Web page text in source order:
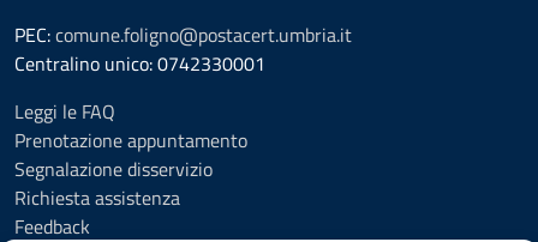
PEC:comune.foligno@postacert.umbria.it
Centralino unico: 0742330001
Leggi le FAQ
Prenotazione appuntamento
Segnalazione disservizio
Richiesta assistenza
Feedback